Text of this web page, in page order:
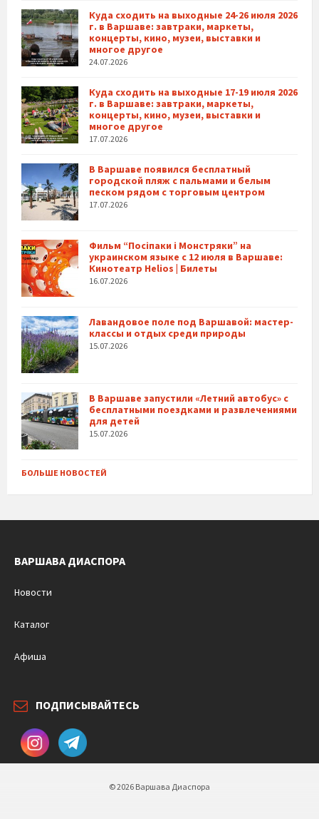
Куда сходить на выходные 24-26 июля 2026
г. в Варшаве: завтраки, маркеты,
концерты, кино, музеи, выставки и
многое другое
24.07.2026
Куда сходить на выходные 17-19 июля 2026
г. в Варшаве: завтраки, маркеты,
концерты, кино, музеи, выставки и
многое другое
17.07.2026
В Варшаве появился бесплатный
городской пляж с пальмами и белым
песком рядом с торговым центром
17.07.2026
Фильм “Посіпаки і Монстряки” на
украинском языке с 12 июля в Варшаве:
Кинотеатр Helios | Билеты
16.07.2026
Лавандовое поле под Варшавой: мастер-
классы и отдых среди природы
15.07.2026
В Варшаве запустили «Летний автобус» с
бесплатными поездками и развлечениями
для детей
15.07.2026
БОЛЬШЕ НОВОСТЕЙ
ВАРШАВА ДИАСПОРА
Новости
Каталог
Афиша
ПОДПИСЫВАЙТЕСЬ
© 2026 Варшава Диаспора